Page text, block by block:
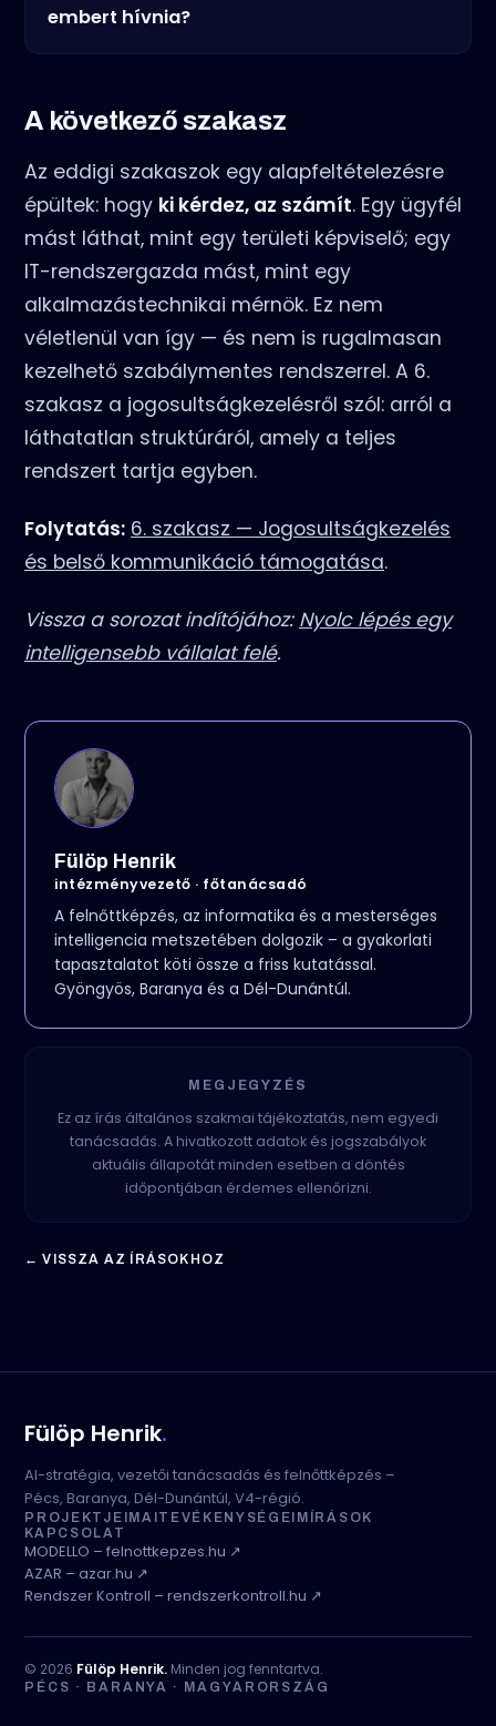
embert hívnia?
A következő szakasz
Az eddigi szakaszok egy alapfeltételezésre
épültek: hogy ki kérdez, az számít. Egy ügyfél
mást láthat, mint egy területi képviselő; egy
IT-rendszergazda mást, mint egy
alkalmazástechnikai mérnök. Ez nem
véletlenül van így — és nem is rugalmasan
kezelhető szabálymentes rendszerrel. A 6.
szakasz a jogosultságkezelésről szól: arról a
láthatatlan struktúráról, amely a teljes
rendszert tartja egyben.
Folytatás: 6. szakasz — Jogosultságkezelés
és belső kommunikáció támogatása.
Vissza a sorozat indítójához: Nyolc lépés egy
intelligensebb vállalat felé.
Fülöp Henrik
intézményvezető · főtanácsadó
A felnőttképzés, az informatika és a mesterséges
intelligencia metszetében dolgozik – a gyakorlati
tapasztalatot köti össze a friss kutatással.
Gyöngyös, Baranya és a Dél-Dunántúl.
MEGJEGYZÉS
Ez az írás általános szakmai tájékoztatás, nem egyedi
tanácsadás. A hivatkozott adatok és jogszabályok
aktuális állapotát minden esetben a döntés
időpontjában érdemes ellenőrizni.
← VISSZA AZ ÍRÁSOKHOZ
Fülöp Henrik.
AI-stratégia, vezetői tanácsadás és felnőttképzés –
Pécs, Baranya, Dél-Dunántúl, V4-régió.
PROJEKTJEIMAITEVÉKENYSÉGEIM ÍRÁSOK
KAPCSOLAT
MODELLO – felnottkepzes.hu ↗
AZAR – azar.hu ↗
Rendszer Kontroll – rendszerkontroll.hu ↗
© 2026 Fülöp Henrik. Minden jog fenntartva.
PÉCS · BARANYA · MAGYARORSZÁG